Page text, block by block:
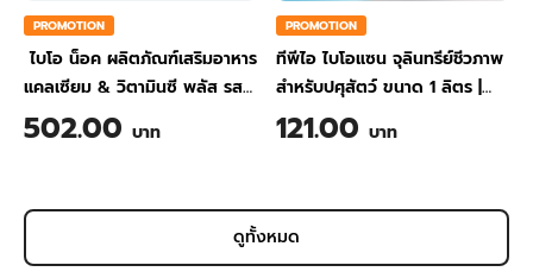
PROMOTION
ไบโอ น็อค ผลิตภัณฑ์เสริมอาหาร
แคลเซียม & วิตามินซี พลัส รส
สับปะรด ขนาด 200 กรัม
502.00 บาท
PROMOTION
ทีพีไอ ไบโอแซน จุลินทรีย์ชีวภาพ
สำหรับปศุสัตว์ ขนาด 1 ลิตร |
TPI BIO-SAN Organic
Wastewater Treatment for
121.00 บาท
ดูทั้งหมด